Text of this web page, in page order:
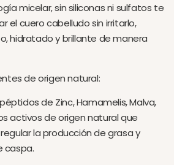
micelar, sin siliconas ni sulfatos te
el cuero cabelludo sin irritarlo,
hidratado y brillante de manera
de origen natural:
de Zinc, Hamamelis, Malva,
activos de origen natural que
la producción de grasa y
caspa.